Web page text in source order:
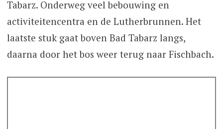
Tabarz. Onderweg veel bebouwing en
activiteitencentra en de Lutherbrunnen. Het
laatste stuk gaat boven Bad Tabarz langs,
daarna door het bos weer terug naar Fischbach.